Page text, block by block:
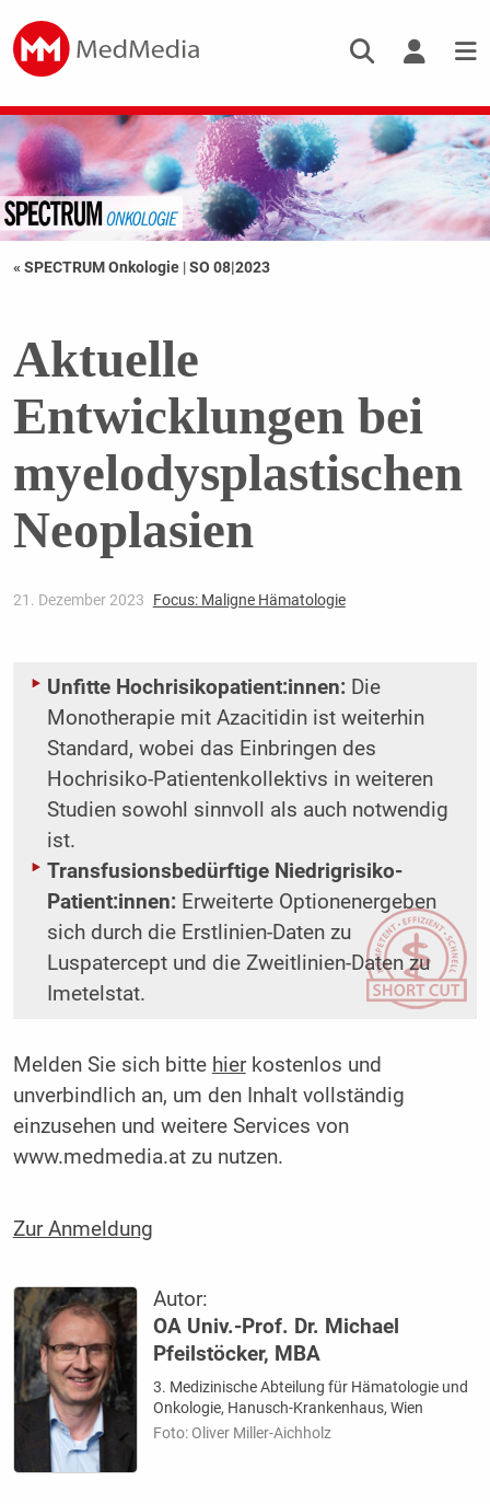
« SPECTRUM Onkologie |SO 08|2023
Aktuelle
Entwicklungen bei
myelodysplastischen
Neoplasien
21. Dezember 2023 Focus: Maligne Hämatologie
Unfitte Hochrisikopatient:innen: Die
Monotherapie mit Azacitidin ist weiterhin
Standard, wobei das Einbringen des
Hochrisiko-Patientenkollektivs in weiteren
Studien sowohl sinnvoll als auch notwendig
ist.
Transfusionsbedürftige Niedrigrisiko-
Patient:innen:Erweiterte Optionenergeben
sich durch die Erstlinien-Daten zu
Luspatercept und die Zweitlinien-Daten zu
Imetelstat.
Melden Sie sich bitte hierkostenlos und
unverbindlich an, um den Inhalt vollständig
einzusehen und weitere Services von
www.medmedia.at zu nutzen.
Zur Anmeldung
Autor:
OA Univ.-Prof. Dr. Michael
Pfeilstöcker, MBA
3. Medizinische Abteilung für Hämatologie und
Onkologie, Hanusch-Krankenhaus, Wien
Foto: Oliver Miller-Aichholz